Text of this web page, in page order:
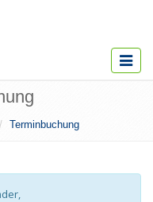
Toggle
Terminbuchung